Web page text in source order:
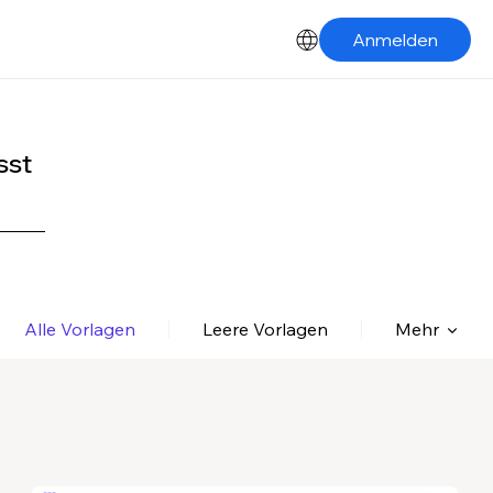
Anmelden
Alle Vorlagen Leere Vorlagen Mehr